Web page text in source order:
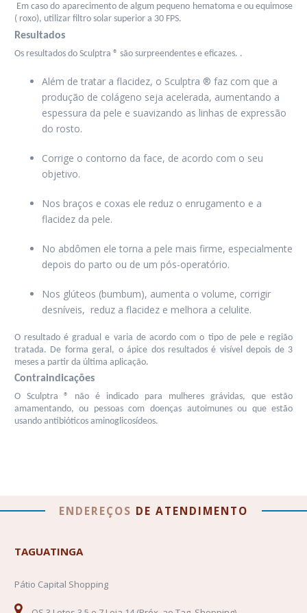
Em caso do aparecimento de algum pequeno hematoma e ou equimose
( roxo), utilizar filtro solar superior a 30 FPS.
Resultados
Os resultados do Sculptra ® são surpreendentes e eficazes. .
Além de tratar a flacidez, o Sculptra ® faz com que a
produção de colágeno seja acelerada, aumentando a
espessura da pele e suavizando as linhas de expressão
do rosto.
Corrige o contorno da face, de acordo com o seu
objetivo.
Nos braços e coxas ele reduz o enrugamento e a
flacidez da pele.
No abdômen ele torna a pele mais firme, especialmente
depois do parto ou de um pós-operatório.
Nos glúteos (bumbum), aumenta o volume, corrigir
desníveis,  reduz a flacidez e melhora a celulite.
O resultado é gradual e varia de acordo com o tipo de pele e região
tratada. De forma geral, o ápice dos resultados é visível depois de 3
meses a partir da última aplicação.
Contraindicações
O Sculptra ® não é indicado para mulheres grávidas, que estão
amamentando, ou pessoas com doenças autoimunes ou que estão
usando antibióticos aminoglicosídeos.
ENDEREÇOS DE ATENDIMENTO
TAGUATINGA
Pátio Capital Shopping